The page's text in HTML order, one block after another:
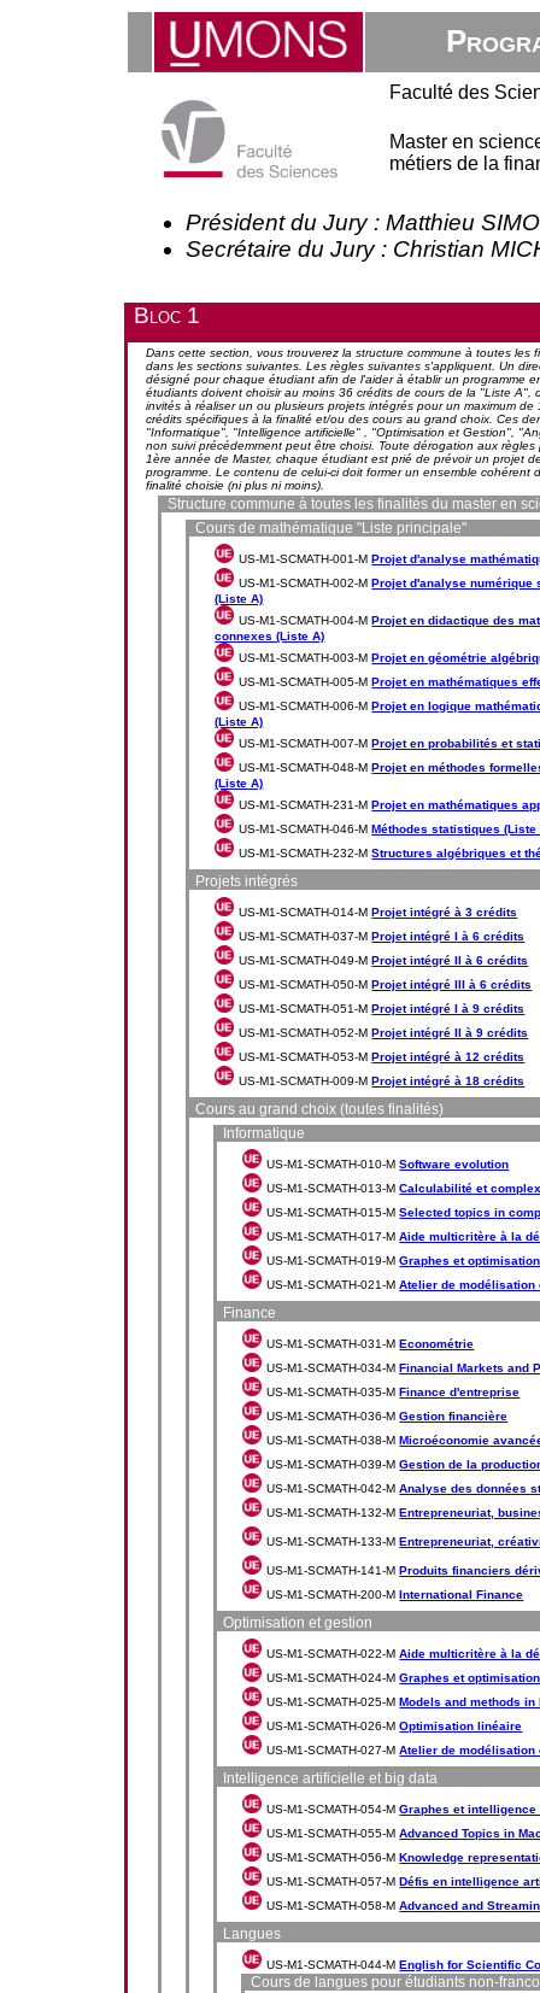
Faculté des
Master en
métiers de la
Président du Jury : Matthieu
Secrétaire du Jury : Christian
Bloc 1
Dans cette section, vous trouverez la structure commune à toutes
dans les sections suivantes. Les règles suivantes s'appliquent. Un
désigné pour chaque étudiant afin de l'aider à établir un programme
étudiants doivent choisir au moins 36 crédits de cours de la "Liste
invités à réaliser un ou plusieurs projets intégrés pour un maximum
crédits spécifiques à la finalité et/ou des cours au grand choix. Ces
"Informatique", "Intelligence artificielle" , "Optimisation et Gestion",
non suivi précédemment peut être choisi. Toute dérogation aux
1ère année de Master, chaque étudiant est prié de prévoir un projet
programme. Le contenu de celui-ci doit former un ensemble
finalité choisie (ni plus ni moins).
Structure commune à toutes les finalités du master en
Cours de mathématique "Liste principale"
US-M1-SCMATH-001-MProjet d'analyse
US-M1-SCMATH-002-MProjet d'analyse
(Liste A)
US-M1-SCMATH-004-MProjet en didactique des
connexes (Liste A)
US-M1-SCMATH-003-MProjet en géométrie
US-M1-SCMATH-005-MProjet en mathématiques
US-M1-SCMATH-006-MProjet en logique
(Liste A)
US-M1-SCMATH-007-MProjet en probabilités et
US-M1-SCMATH-048-MProjet en méthodes
(Liste A)
US-M1-SCMATH-231-MProjet en mathématiques
US-M1-SCMATH-046-MMéthodes statistiques (Liste
US-M1-SCMATH-232-MStructures algébriques et
Projets intégrés
US-M1-SCMATH-014-MProjet intégré à 3 crédits
US-M1-SCMATH-037-MProjet intégré I à 6 crédits
US-M1-SCMATH-049-MProjet intégré II à 6 crédits
US-M1-SCMATH-050-MProjet intégré III à 6 crédits
US-M1-SCMATH-051-MProjet intégré I à 9 crédits
US-M1-SCMATH-052-MProjet intégré II à 9 crédits
US-M1-SCMATH-053-MProjet intégré à 12 crédits
US-M1-SCMATH-009-MProjet intégré à 18 crédits
Cours au grand choix (toutes finalités)
Informatique
US-M1-SCMATH-010-MSoftware evolution
US-M1-SCMATH-013-MCalculabilité et
US-M1-SCMATH-015-MSelected topics in
US-M1-SCMATH-017-MAide multicritère à la
US-M1-SCMATH-019-MGraphes et
US-M1-SCMATH-021-MAtelier de
Finance
US-M1-SCMATH-031-MEconométrie
US-M1-SCMATH-034-MFinancial Markets and
US-M1-SCMATH-035-MFinance d'entreprise
US-M1-SCMATH-036-MGestion financière
US-M1-SCMATH-038-MMicroéconomie
US-M1-SCMATH-039-MGestion de la
US-M1-SCMATH-042-MAnalyse des données
US-M1-SCMATH-132-MEntrepreneuriat,
US-M1-SCMATH-133-MEntrepreneuriat,
US-M1-SCMATH-141-MProduits financiers
US-M1-SCMATH-200-MInternational Finance
Optimisation et gestion
US-M1-SCMATH-022-MAide multicritère à la
US-M1-SCMATH-024-MGraphes et
US-M1-SCMATH-025-MModels and methods in
US-M1-SCMATH-026-MOptimisation linéaire
US-M1-SCMATH-027-MAtelier de modélisation
Intelligence artificielle et big data
US-M1-SCMATH-054-MGraphes et
US-M1-SCMATH-055-MAdvanced Topics in
US-M1-SCMATH-056-MKnowledge
US-M1-SCMATH-057-MDéfis en intelligence
US-M1-SCMATH-058-MAdvanced and
Langues
US-M1-SCMATH-044-MEnglish for Scientific
Cours de langues pour étudiants non-